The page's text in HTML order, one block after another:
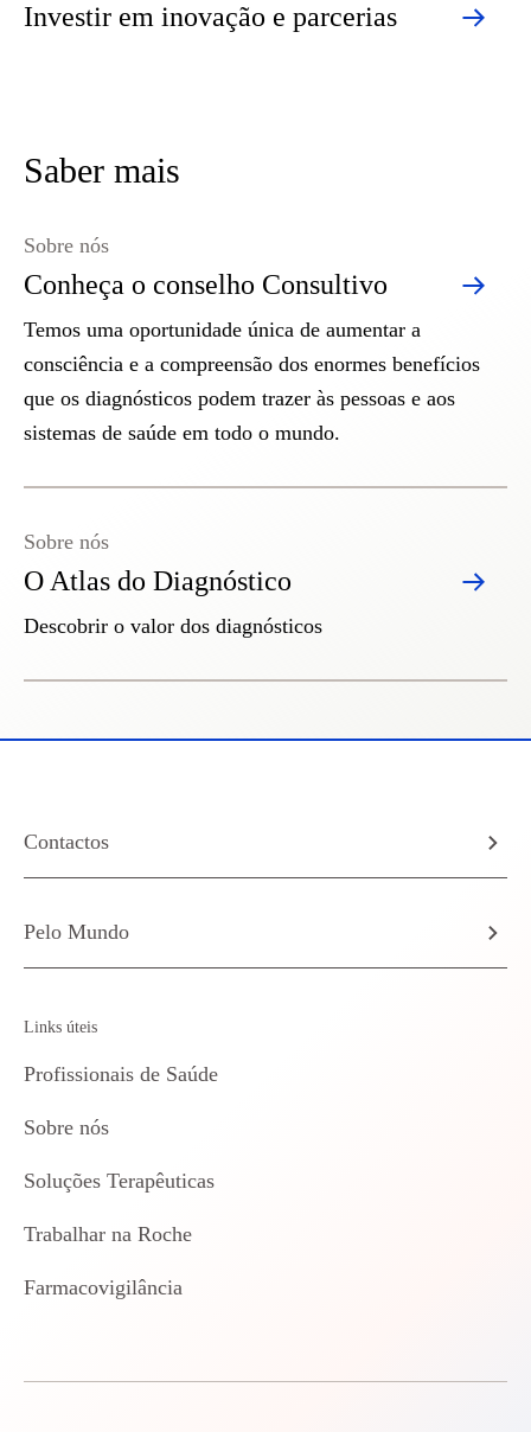
Investir em inovação e parcerias
Saber mais
Conheça o conselho Consultivo
Sobre nós
Temos uma oportunidade única de aumentar a
consciência e a compreensão dos enormes benefícios
que os diagnósticos podem trazer às pessoas e aos
sistemas de saúde em todo o mundo.
O Atlas do Diagnóstico
Sobre nós
Descobrir o valor dos diagnósticos
Contactos
Pelo Mundo
Links úteis
Profissionais de Saúde
Sobre nós
Soluções Terapêuticas
Trabalhar na Roche
Farmacovigilância